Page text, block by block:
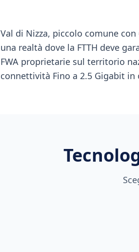
Val di Nizza, piccolo comune
una realtà dove la FTTH deve
FWA proprietarie sul territorio
connettività Fino a 2.5 Gigabit